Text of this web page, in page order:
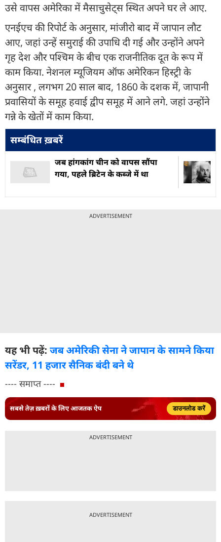
उसे वापस अमेरिका में मैसाचुसेट्स स्थित अपने घर ले आए.
एनईएच की रिपोर्ट के अनुसार, मांजीरो बाद में जापान लौट
आए, जहां उन्हें समुराई की उपाधि दी गई और उन्होंने अपने
गृह देश और पश्चिम के बीच एक राजनीतिक दूत के रूप में
काम किया. नेशनल म्यूजियम ऑफ अमेरिकन हिस्ट्री के
अनुसार , लगभग 20 साल बाद, 1860 के दशक में, जापानी
प्रवासियों के समूह हवाई द्वीप समूह में आने लगे. जहां उन्होंने
गन्ने के खेतों में काम किया.
सम्बंधित ख़बरें
जब हांगकांग चीन को वापस सौंपा
गया, पहले ब्रिटेन के कब्जे में था
ADVERTISEMENT
यह भी पढ़ें: जब अमेरिकी सेना ने जापान के सामने किया
सरेंडर, 11 हजार सैनिक बंदी बने थे
---- समाप्त ----
सबसे तेज़ ख़बरों के लिए आजतक ऐप डाउनलोड करें
ADVERTISEMENT
ADVERTISEMENT